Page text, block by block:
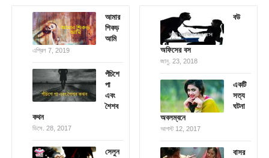
আমার
শিকড়
আমি
এপ্রিল 7, 2019
পঁচিশে
পা
এবং
শৈশব
কথন
ডিসে. 28, 2017
সেলুন
বউ
অফিসের বস
জানু. 23, 2018
একটি
সত্য
ঘটনা
অবলম্বনে
আগস্ট 12, 2017
বাসর